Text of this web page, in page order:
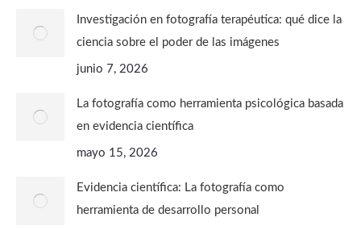
Investigación en fotografía terapéutica: qué dice la
ciencia sobre el poder de las imágenes
junio 7, 2026
La fotografía como herramienta psicológica basada
en evidencia científica
mayo 15, 2026
Evidencia científica: La fotografía como
herramienta de desarrollo personal